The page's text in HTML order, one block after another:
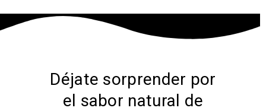
Déjate sorprender por
el sabor natural de